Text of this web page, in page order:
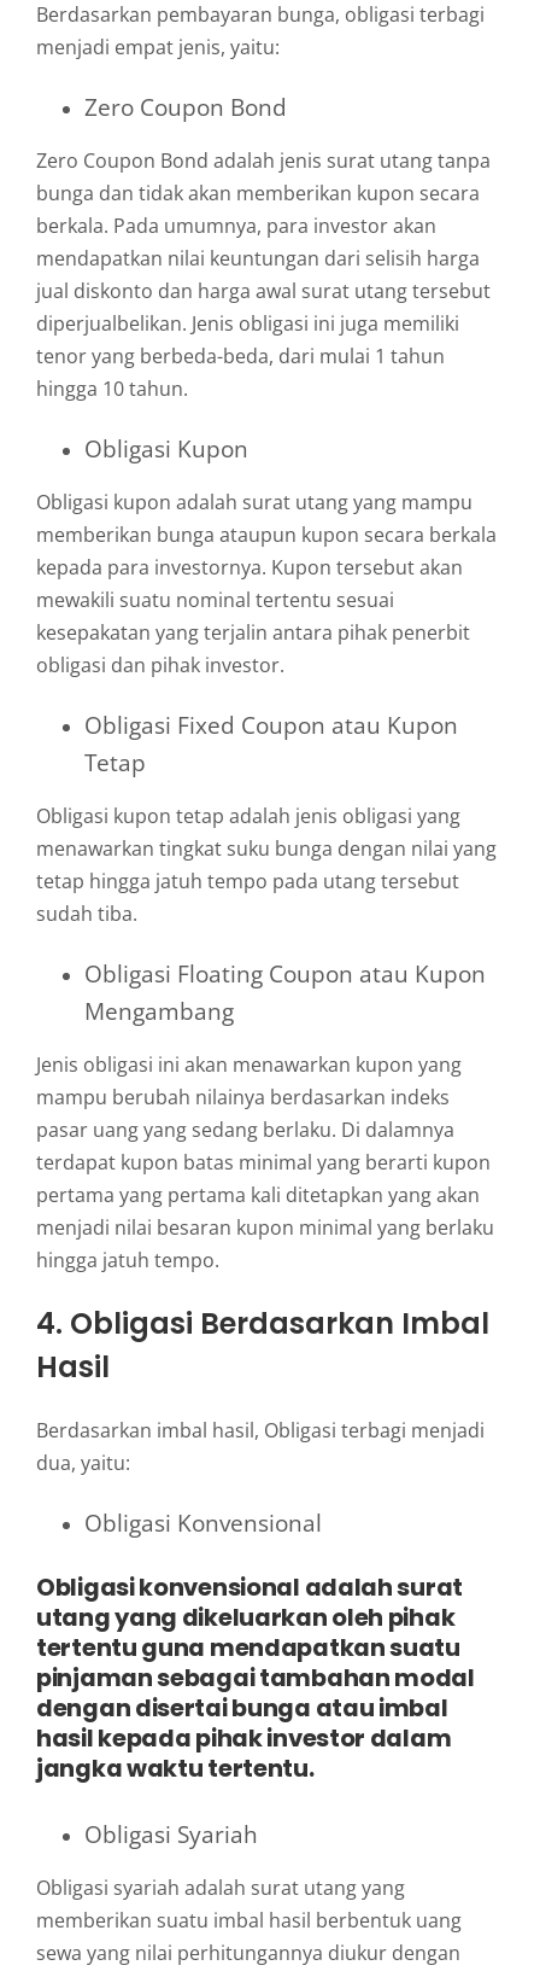
Berdasarkan pembayaran bunga, obligasi terbagi
menjadi empat jenis, yaitu:
Zero Coupon Bond
Zero Coupon Bond adalah jenis surat utang tanpa
bunga dan tidak akan memberikan kupon secara
berkala. Pada umumnya, para investor akan
mendapatkan nilai keuntungan dari selisih harga
jual diskonto dan harga awal surat utang tersebut
diperjualbelikan. Jenis obligasi ini juga memiliki
tenor yang berbeda-beda, dari mulai 1 tahun
hingga 10 tahun.
Obligasi Kupon
Obligasi kupon adalah surat utang yang mampu
memberikan bunga ataupun kupon secara berkala
kepada para investornya. Kupon tersebut akan
mewakili suatu nominal tertentu sesuai
kesepakatan yang terjalin antara pihak penerbit
obligasi dan pihak investor.
Obligasi Fixed Coupon atau Kupon
Tetap
Obligasi kupon tetap adalah jenis obligasi yang
menawarkan tingkat suku bunga dengan nilai yang
tetap hingga jatuh tempo pada utang tersebut
sudah tiba.
Obligasi Floating Coupon atau Kupon
Mengambang
Jenis obligasi ini akan menawarkan kupon yang
mampu berubah nilainya berdasarkan indeks
pasar uang yang sedang berlaku. Di dalamnya
terdapat kupon batas minimal yang berarti kupon
pertama yang pertama kali ditetapkan yang akan
menjadi nilai besaran kupon minimal yang berlaku
hingga jatuh tempo.
4. Obligasi Berdasarkan Imbal
Hasil
Berdasarkan imbal hasil, Obligasi terbagi menjadi
dua, yaitu:
Obligasi Konvensional
Obligasi konvensional adalah surat
utang yang dikeluarkan oleh pihak
tertentu guna mendapatkan suatu
pinjaman sebagai tambahan modal
dengan disertai bunga atau imbal
hasil kepada pihak investor dalam
jangka waktu tertentu.
Obligasi Syariah
Obligasi syariah adalah surat utang yang
memberikan suatu imbal hasil berbentuk uang
sewa yang nilai perhitungannya diukur dengan